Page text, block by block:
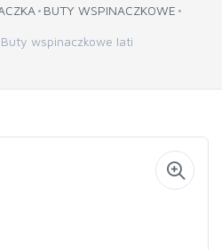
BUTY WSPINACZKOWE
Buty wspinaczkowe Iati